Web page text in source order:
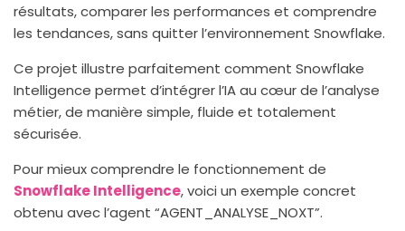
résultats, comparer les performances et comprendre
les tendances, sans quitter l’environnement Snowflake.
Ce projet illustre parfaitement comment Snowflake
Intelligence permet d’intégrer l’IA au cœur de l’analyse
métier, de manière simple, fluide et totalement
sécurisée.
Pour mieux comprendre le fonctionnement de
Snowflake Intelligence, voici un exemple concret
obtenu avec l’agent “AGENT_ANALYSE_NOXT”.